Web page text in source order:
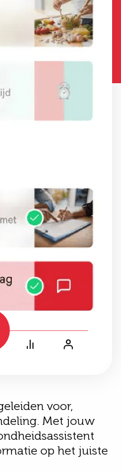
voor,
Met jouw
op het juiste